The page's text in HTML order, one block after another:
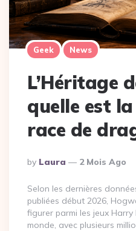
Geek News
L’Héritage
quelle est
race de
Posted
By
By Laura 2 Mois Ago
Selon les dernières
publiées début 2026,
figurer parmi les jeux
monde, avec plusieurs